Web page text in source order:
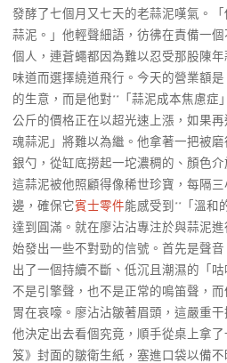
發酵了七個月又七天的老蒜泥嘆氣。
蒜泥。」他輕聲細語，彷彿在責備一
個人，連蒼蠅都因為難以忍受那股陳
味道而選擇繞道飛行。今天的營業額
的生意，而是他對**「蒜泥成本焦慮症
公斤的價格正在以超光速上漲，如果
魂蒜泥」將難以為繼。他拿著一把被
銀勺，從缸底撈起一坨濃稠的、顏色
這蒜泥被他照顧得像稀世珍寶，每隔
邊，確保它賓士零件能感受到**「溫和
達到圓滿。就在廖沾沾專注於與蒜泥
始發出一些不對勁的信號。首先是聲
出了一個持續不斷、低沉且潮濕的「
不是引擎聲，也不是正常的鳴笛聲，
胃在哀嚎。廖沾沾皺著眉頭，這嚴重
他決定出去看個究竟，順手從桌上拿
笈》封面的皺衛生紙，塞進口袋以備